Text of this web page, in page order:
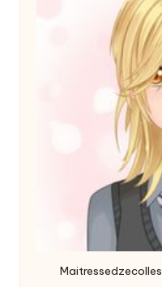
Maitressedzecolles